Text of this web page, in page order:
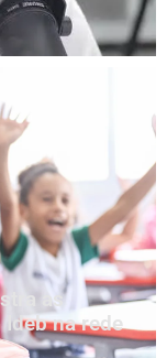
as
na rede